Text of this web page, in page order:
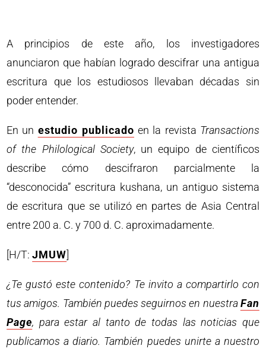
A principios de este año, los investigadores
anunciaron que habían logrado descifrar una antigua
escritura que los estudiosos llevaban décadas sin
poder entender.
En un estudio publicado en la revista Transactions
of the Philological Society, un equipo de científicos
describe cómo descifraron parcialmente la
“desconocida” escritura kushana, un antiguo sistema
de escritura que se utilizó en partes de Asia Central
entre 200 a. C. y 700 d. C. aproximadamente.
[H/T:JMUW]
¿Te gustó este contenido? Te invito a compartirlo con
tus amigos. También puedes seguirnos en nuestraFan
Page, para estar al tanto de todas las noticias que
publicamos a diario. También puedes unirte a nuestro